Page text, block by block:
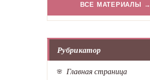
ВСЕ МАТЕРИАЛЫ →
Рубрикатор
Главная страница